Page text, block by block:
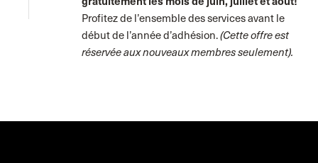
Profitez de l’ensemble des services avant le
début de l’année d’adhésion.(Cette offre est
réservée aux nouveaux membres seulement).